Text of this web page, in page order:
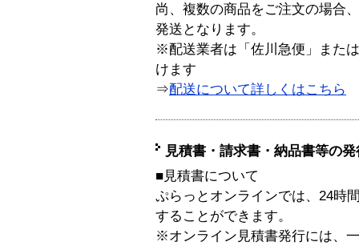
尚、複数の商品をご注文の場合
発送となります。
※配送業者は「佐川急便」また
けます
⇒配送について詳しくはこちら
見積書・請求書・納品書等の
■見積書について
ぷらっとオンラインでは、24時
することができます。
※オンライン見積書発行には、